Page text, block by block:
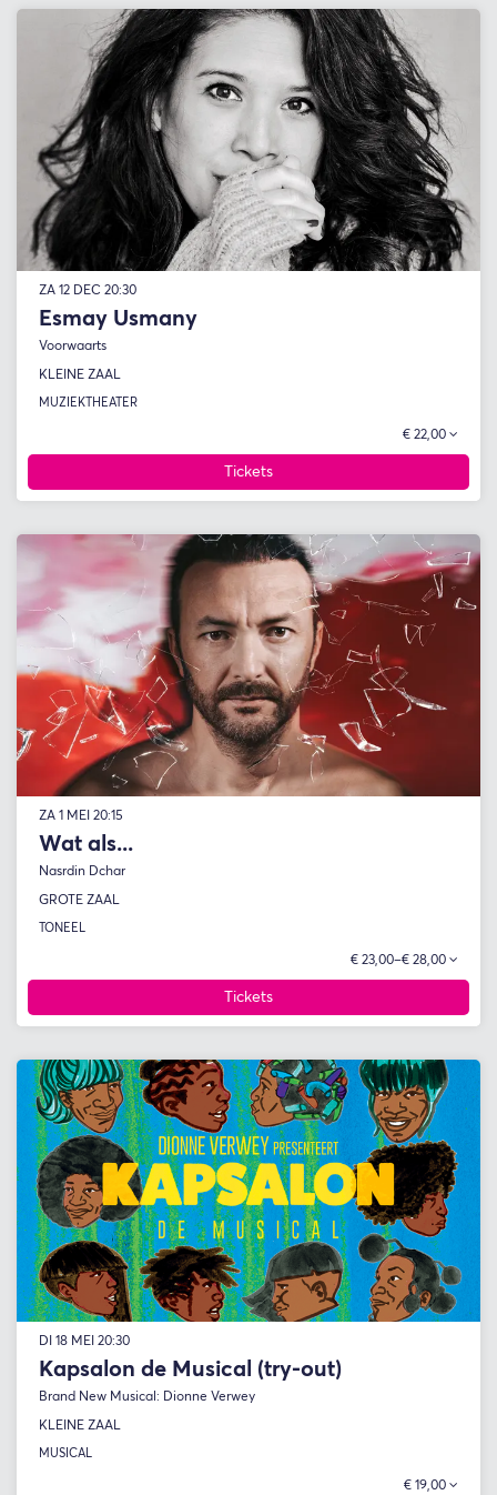
Esmay Usmany
Voorwaarts
ZA 12 DEC 20:30
KLEINE ZAAL
MUZIEKTHEATER
€ 22,00
Tickets
Wat als...
Nasrdin Dchar
ZA 1 MEI 20:15
GROTE ZAAL
TONEEL
€ 23,00–€ 28,00
Tickets
Kapsalon de Musical (try-out)
Brand New Musical: Dionne Verwey
DI 18 MEI 20:30
KLEINE ZAAL
MUSICAL
€ 19,00